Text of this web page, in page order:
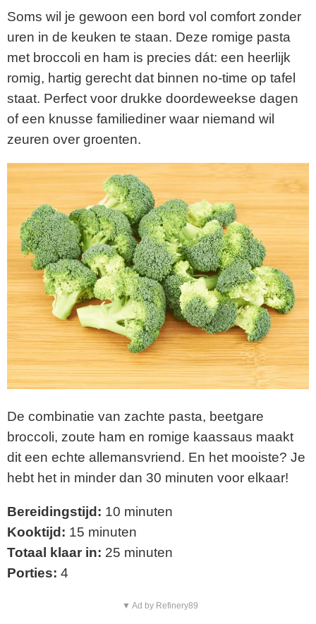
Soms wil je gewoon een bord vol comfort zonder
uren in de keuken te staan. Deze romige pasta
met broccoli en ham is precies dát: een heerlijk
romig, hartig gerecht dat binnen no-time op tafel
staat. Perfect voor drukke doordeweekse dagen
of een knusse familiediner waar niemand wil
zeuren over groenten.
De combinatie van zachte pasta, beetgare
broccoli, zoute ham en romige kaassaus maakt
dit een echte allemansvriend. En het mooiste? Je
hebt het in minder dan 30 minuten voor elkaar!
Bereidingstijd: 10 minuten
Kooktijd: 15 minuten
Totaal klaar in: 25 minuten
Porties: 4
▼ Ad by Refinery89